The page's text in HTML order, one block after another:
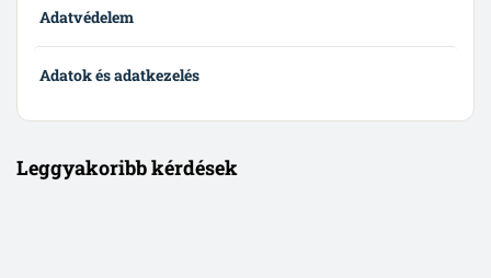
Adatvédelem
Adatok és adatkezelés
Leggyakoribb kérdések